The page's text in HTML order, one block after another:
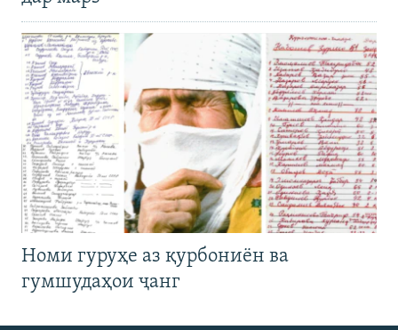
Номи гуруҳе аз қурбониён ва
гумшудаҳои ҷанг